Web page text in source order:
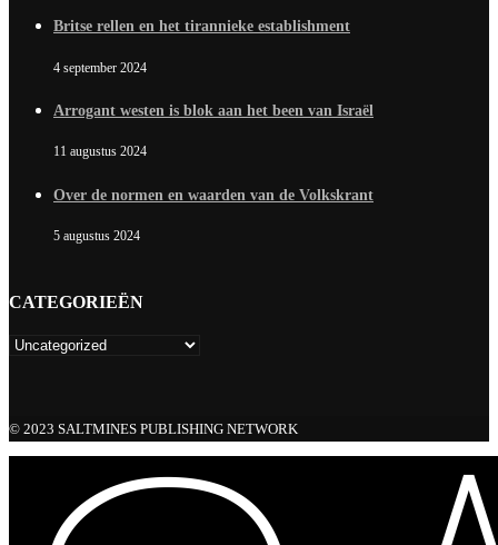
Britse rellen en het tirannieke establishment
4 september 2024
Arrogant westen is blok aan het been van Israël
11 augustus 2024
Over de normen en waarden van de Volkskrant
5 augustus 2024
CATEGORIEËN
© 2023 SALTMINES PUBLISHING NETWORK